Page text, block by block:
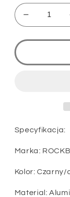
Zmniejsz
ilość
dla
K306
Specyfikacja:
Marka:
Kolor:
Material: